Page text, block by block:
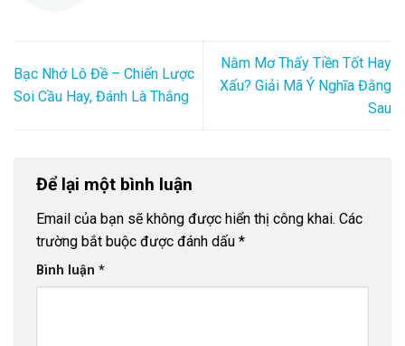
Bạc Nhớ Lô Đề – Chiến Lược
Soi Cầu Hay, Đánh Là Thắng
Nằm Mơ Thấy Tiền Tốt Hay
Xấu? Giải Mã Ý Nghĩa Đằng
Sau
Để lại một bình luận
Email của bạn sẽ không được hiển thị công khai. Các
trường bắt buộc được đánh dấu *
Bình luận *